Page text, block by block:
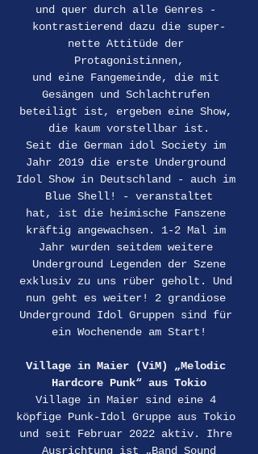
und quer durch alle Genres -
kontrastierend dazu die super-
nette Attitüde der
Protagonistinnen,
und eine Fangemeinde, die mit
Gesängen und Schlachtrufen
beteiligt ist, ergeben eine Show,
die kaum vorstellbar ist.
Seit die German idol Society im
Jahr 2019 die erste Underground
Idol Show in Deutschland - auch im
Blue Shell! - veranstaltet
hat, ist die heimische Fanszene
kräftig angewachsen. 1-2 Mal im
Jahr wurden seitdem weitere
Underground Legenden der Szene
exklusiv zu uns rüber geholt. Und
nun geht es weiter! 2 grandiose
Underground Idol Gruppen sind für
ein Wochenende am Start!
Village in Maier (ViM) „Melodic
Hardcore Punk“ aus Tokio
Village in Maier sind eine 4
köpfige Punk-Idol Gruppe aus Tokio
und seit Februar 2022 aktiv. Ihre
Ausrichtung ist „Band Sound